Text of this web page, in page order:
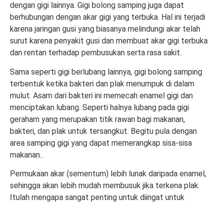
dengan gigi lainnya. Gigi bolong samping juga dapat
berhubungan dengan akar gigi yang terbuka. Hal ini terjadi
karena jaringan gusi yang biasanya melindungi akar telah
surut karena penyakit gusi dan membuat akar gigi terbuka
dan rentan terhadap pembusukan serta rasa sakit.
Sama seperti gigi berlubang lainnya, gigi bolong samping
terbentuk ketika bakteri dan plak menumpuk di dalam
mulut. Asam dari bakteri ini memecah enamel gigi dan
menciptakan lubang. Seperti halnya lubang pada gigi
geraham yang merupakan titik rawan bagi makanan,
bakteri, dan plak untuk tersangkut. Begitu pula dengan
area samping gigi yang dapat memerangkap sisa-sisa
makanan..
Permukaan akar (sementum) lebih lunak daripada enamel,
sehingga akan lebih mudah membusuk jika terkena plak.
Itulah mengapa sangat penting untuk diingat untuk